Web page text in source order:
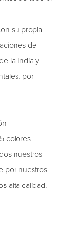
su propia
de
la India y
por
colores
nuestros
por nuestros
alta calidad.